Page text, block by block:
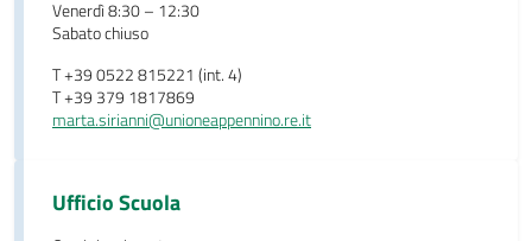
Venerdì 8:30 – 12:30
Sabato chiuso
T +39 0522 815221 (int. 4)
T +39 379 1817869
marta.sirianni@unioneappennino.re.it
Ufficio Scuola